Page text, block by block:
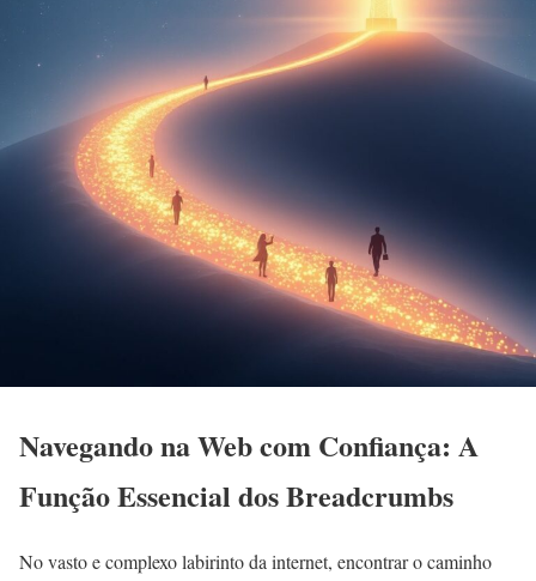
Navegando na Web com Confiança: A
Função Essencial dos Breadcrumbs
No vasto e complexo labirinto da internet, encontrar o caminho